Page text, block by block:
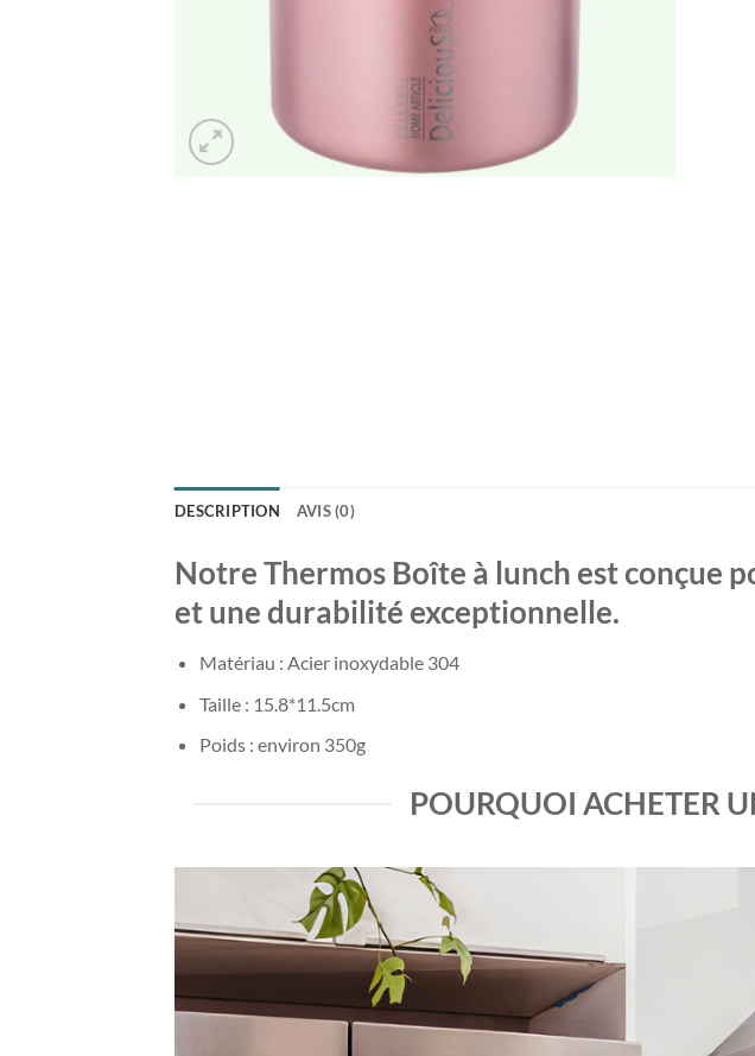
DESCRIPTION AVIS (0)
Notre Thermos Boîte à lunch est conçue
et une durabilité exceptionnelle.
Matériau : Acier inoxydable 304
Taille : 15.8*11.5cm
Poids : environ 350g
POURQUOI ACHETER